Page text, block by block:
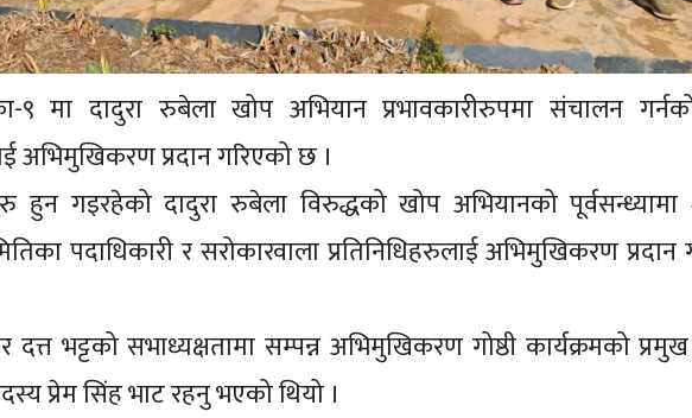
९ मा दादुरा रुबेला खोप अभियान प्रभावकारीरुपमा संचालन
अभिमुखिकरण प्रदान गरिएको छ ।
गइरहेको दादुरा रुबेला विरुद्धको खोप अभियानको पूर्वसन्ध्यामा
पदाधिकारी र सरोकारवाला प्रतिनिधिहरुलाई अभिमुखिकरण प्रदान
भट्टको सभाध्यक्षतामा सम्पन्न अभिमुखिकरण गोष्ठी कार्यक्रमको
प्रेम सिंह भाट रहनु भएको थियो ।